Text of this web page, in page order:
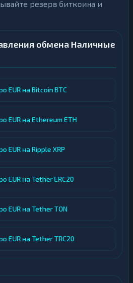
резерв биткоина и
обмена Наличные
EUR на Bitcoin BTC
EUR на Ethereum ETH
EUR на Ripple XRP
EUR на Tether ERC20
EUR на Tether TON
EUR на Tether TRC20